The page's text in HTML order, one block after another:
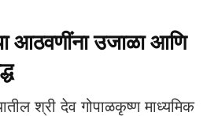
आठवणींना उजाळा आणि
श्री देव गोपाळकृष्ण माध्यमिक